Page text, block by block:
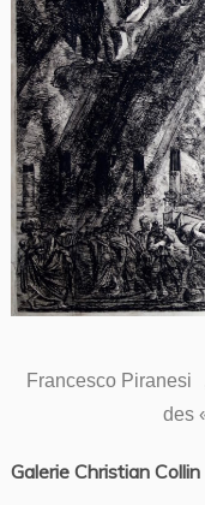
Francesco Piranesi
des
Galerie Christian Collin